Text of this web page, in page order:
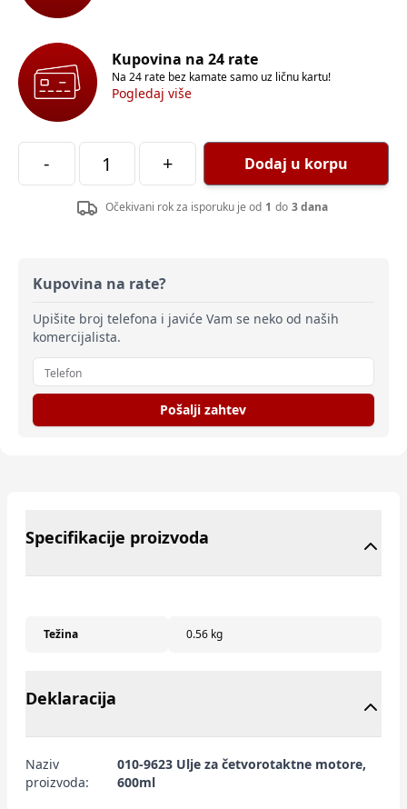
Kupovina na 24 rate
Na 24 rate bez kamate samo uz ličnu kartu!
Pogledaj više
- + Dodaj u korpu
Očekivani rok za isporuku je od 1 do 3 dana
Kupovina na rate?
Upišite broj telefona i javiće Vam se neko od naših
komercijalista.
Pošalji zahtev
Specifikacije proizvoda
Težina 0.56 kg
Deklaracija
Naziv
proizvoda:
010-9623 Ulje za četvorotaktne motore,
600ml